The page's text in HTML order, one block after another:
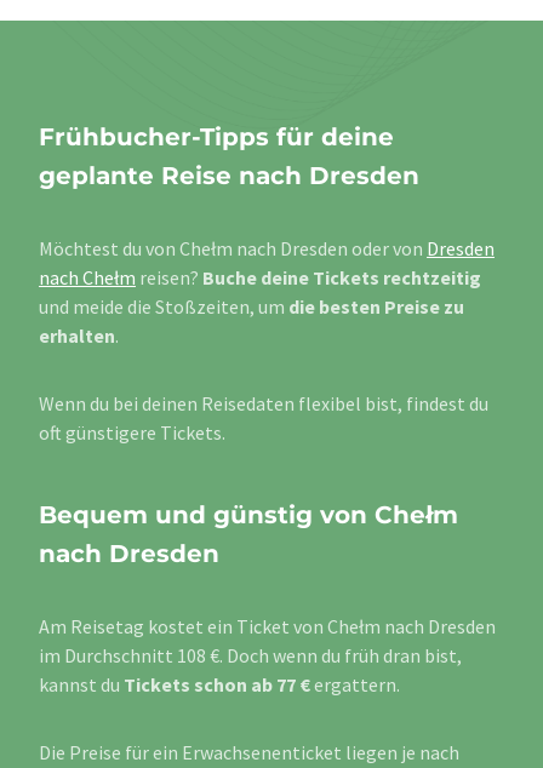
Frühbucher-Tipps für deine
geplante Reise nach Dresden
Möchtest du von Chełm nach Dresden oder von Dresden
nach Chełm reisen? Buche deine Tickets rechtzeitig
und meide die Stoßzeiten, um die besten Preise zu
erhalten.
Wenn du bei deinen Reisedaten flexibel bist, findest du
oft günstigere Tickets.
Bequem und günstig von Chełm
nach Dresden
Am Reisetag kostet ein Ticket von Chełm nach Dresden
im Durchschnitt 108 €. Doch wenn du früh dran bist,
kannst du Tickets schon ab 77 €ergattern.
Die Preise für ein Erwachsenenticket liegen je nach